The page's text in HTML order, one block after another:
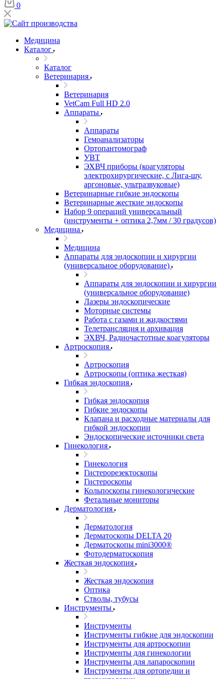
0
Медицина
Каталог
Каталог
Ветеринария
Ветеринария
VetCam Full HD 2.0
Аппараты
Аппараты
Гемоанализаторы
Ортопантомограф
УВТ
ЭХВЧ приборы (коагуляторы
электрохирургические, с Лига-шу,
аргоновые, ультразвуковые)
Ветеринарные гибкие эндоскопы
Ветеринарные жесткие эндоскопы
Набор 9 операций универсальный
(инструменты + оптика 2,7мм / 30 градусов)
Медицина
Медицина
Аппараты для эндоскопии и хирургии
(универсальное оборудование)
Аппараты для эндоскопии и хирургии
(универсальное оборудование)
Лазеры эндоскопические
Моторные системы
Работа с газами и жидкостями
Телетрансляция и архивация
ЭХВЧ, Радиочастотные коагуляторы
Артроскопия
Артроскопия
Артроскопы (оптика жесткая)
Гибкая эндоскопия
Гибкая эндоскопия
Гибкие эндоскопы
Клапана и расходные материалы для
гибкой эндоскопии
Эндоскопические источники света
Гинекология
Гинекология
Гистерорезектоскопы
Гистероскопы
Кольпоскопы гинекологические
Фетальные мониторы
Дерматология
Дерматология
Дерматоскопы DELTA 20
Дерматоскопы mini3000®
Фотодерматоскопия
Жесткая эндоскопия
Жесткая эндоскопия
Оптика
Стволы, тубусы
Инструменты
Инструменты
Инструменты гибкие для эндоскопии
Инструменты для артроскопии
Инструменты для гинекологии
Инструменты для лапароскопии
Инструменты для ортопедии и